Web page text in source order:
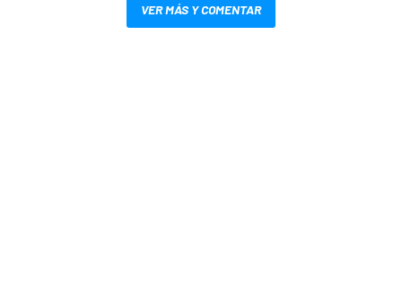
VER MÁS Y COMENTAR